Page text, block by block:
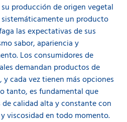
producción de origen vegetal
sistemáticamente un producto
las expectativas de sus
sabor, apariencia y
Los consumidores de
demandan productos de
cada vez tienen más opciones
tanto, es fundamental que
calidad alta y constante con
viscosidad en todo momento.